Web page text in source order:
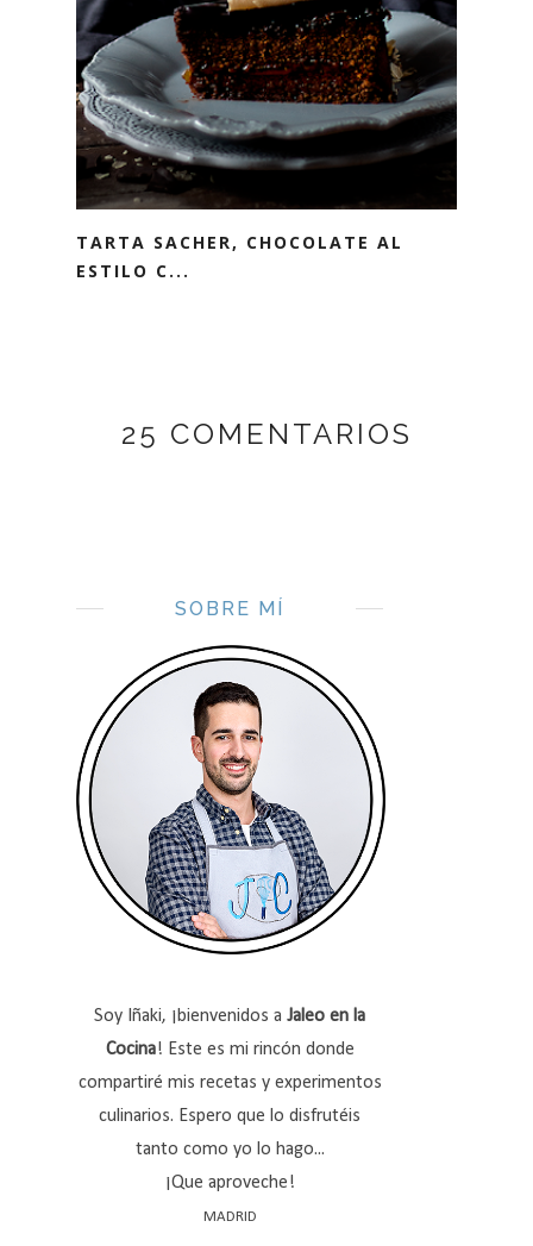
TARTA SACHER, CHOCOLATE AL
ESTILO C...
25 COMENTARIOS
SOBRE MÍ
Soy Iñaki, ¡bienvenidos a Jaleo en la
Cocina! Este es mi rincón donde
compartiré mis recetas y experimentos
culinarios. Espero que lo disfrutéis
tanto como yo lo hago...
¡Que aproveche!
MADRID